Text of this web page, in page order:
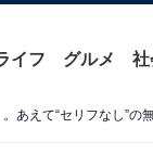
イフ グルメ 社
あえて“セリフなし”の